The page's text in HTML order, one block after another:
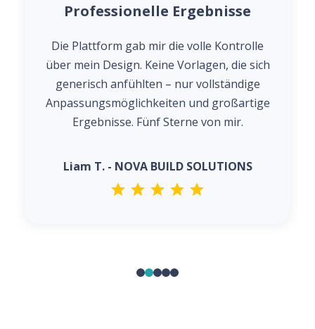
Professionelle Ergebnisse
Die Plattform gab mir die volle Kontrolle
über mein Design. Keine Vorlagen, die sich
generisch anfühlten – nur vollständige
Anpassungsmöglichkeiten und großartige
Ergebnisse. Fünf Sterne von mir.
Liam T. - NOVA BUILD SOLUTIONS